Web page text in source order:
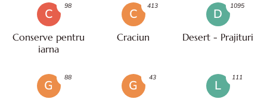
C
Conserve pentru
iarna
98
C
Craciun
413
D
Desert - Prajituri
1095
G
88
G
43
L
111